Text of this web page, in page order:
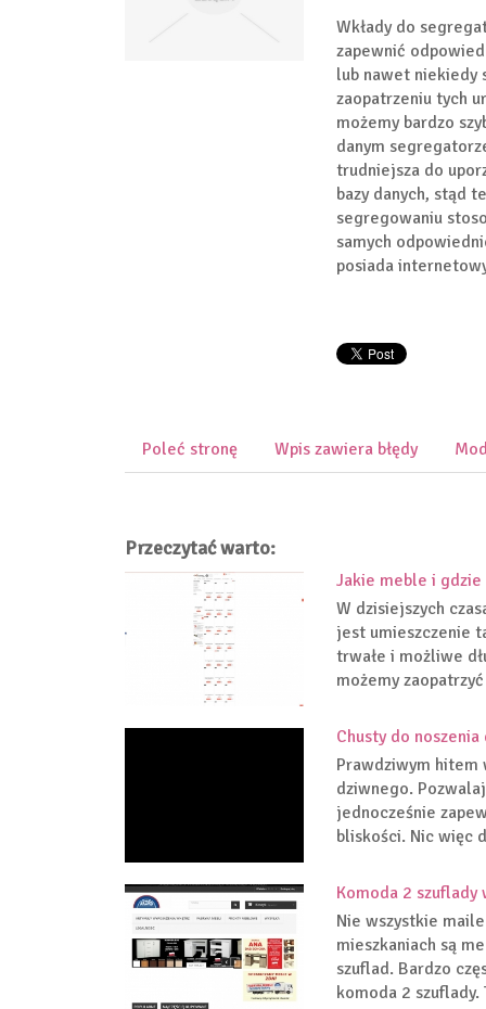
Wkłady do
zapewnić
lub nawet niekiedy
zaopatrzeniu tych
możemy bardzo
danym
trudniejsza do
bazy danych, stąd
segregowaniu
samych
posiada
Poleć stronę Wpis zawiera błędy
Przeczytać warto:
Jakie meble i gdzie
W dzisiejszych
jest umieszczenie
trwałe i możliwe
możemy
Chusty do
Prawdziwym hitem
dziwnego.
jednocześnie
bliskości. Nic więc
Komoda 2
Nie wszystkie
mieszkaniach są
szuflad. Bardzo
komoda 2